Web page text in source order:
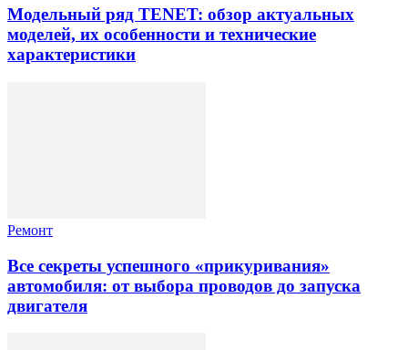
Модельный ряд TENET: обзор актуальных
моделей, их особенности и технические
характеристики
Ремонт
Все секреты успешного «прикуривания»
автомобиля: от выбора проводов до запуска
двигателя